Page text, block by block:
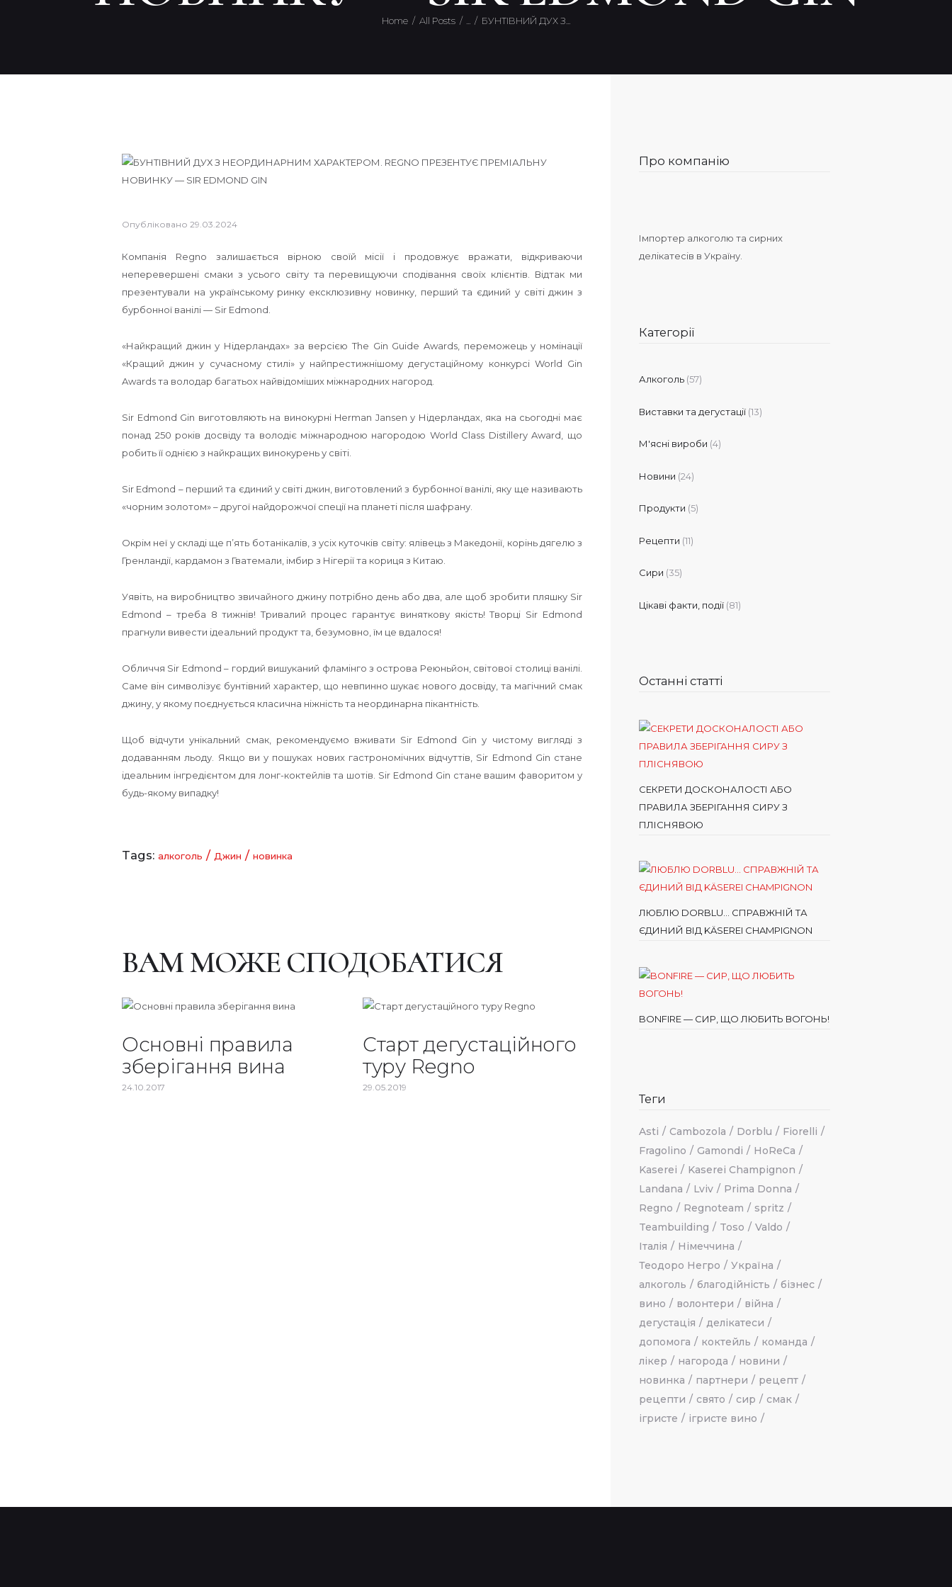
Home All Posts БУНТІВНИЙ ДУХ З...
Опубліковано 29.03.2024
Компанія Regno залишається вірною своїй місії і продовжує вражати, відкриваючи
неперевершені смаки з усього світу та перевищуючи сподівання своїх клієнтів. Відтак ми
презентували на українському ринку ексклюзивну новинку, перший та єдиний у світі джин з
бурбонної ванілі — Sir Edmond.
«Найкращий джин у Нідерландах» за версією The Gin Guide Awards, переможець у номінації
«Кращий джин у сучасному стилі» у найпрестижнішому дегустаційному конкурсі World Gin
Awards та володар багатьох найвідоміших міжнародних нагород.
Sir Edmond Gin виготовляють на винокурні Herman Jansen у Нідерландах, яка на сьогодні має
понад 250 років досвіду та володіє міжнародною нагородою World Class Distillery Award, що
робить її однією з найкращих винокурень у світі.
Sir Edmond – перший та єдиний у світі джин, виготовлений з бурбонної ванілі, яку ще називають
«чорним золотом» – другої найдорожчої спеції на планеті після шафрану.
Окрім неї у складі ще п’ять ботанікалів, з усіх куточків світу: ялівець з Македонії, корінь дягелю з
Гренландії, кардамон з Гватемали, імбир з Нігерії та кориця з Китаю.
Уявіть, на виробництво звичайного джину потрібно день або два, але щоб зробити пляшку Sir
Edmond – треба 8 тижнів! Тривалий процес гарантує виняткову якість! Творці Sir Edmond
прагнули вивести ідеальний продукт та, безумовно, їм це вдалося!
Обличчя Sir Edmond – гордий вишуканий фламінго з острова Реюньйон, світової столиці ванілі.
Саме він символізує бунтівний характер, що невпинно шукає нового досвіду, та магічний смак
джину, у якому поєднується класична ніжність та неординарна пікантність.
Щоб відчути унікальний смак, рекомендуємо вживати Sir Edmond Gin у чистому вигляді з
додаванням льоду. Якщо ви у пошуках нових гастрономічних відчуттів, Sir Edmond Gin стане
ідеальним інгредієнтом для лонг-коктейлів та шотів. Sir Edmond Gin стане вашим фаворитом у
будь-якому випадку!
Tags: алкоголь / Джин / новинка
ВАМ МОЖЕ СПОДОБАТИСЯ
Основні правила
зберігання вина
24.10.2017
Старт дегустаційного
туру Regno
29.05.2019
Про компанію
Імпортер алкоголю та сирних
делікатесів в Україну.
Категорії
Алкоголь (57)
Виставки та дегустації (13)
М'ясні вироби (4)
Новини (24)
Продукти (5)
Рецепти (11)
Сири (35)
Цікаві факти, події (81)
Останні статті
СЕКРЕТИ ДОСКОНАЛОСТІ АБО
ПРАВИЛА ЗБЕРІГАННЯ СИРУ З
ПЛІСНЯВОЮ
ЛЮБЛЮ DORBLU… СПРАВЖНІЙ ТА
ЄДИНИЙ ВІД KÄSEREI CHAMPIGNON
BONFIRE — СИР, ЩО ЛЮБИТЬ ВОГОНЬ!
Теги
Asti Cambozola Dorblu
Fiorelli
Fragolino
Gamondi
HoReCa
Kaserei
Kaserei Champignon
Landana
Lviv
Prima Donna
Regno
Regnoteam
spritz
Teambuilding
Toso
Valdo
Італія
Німеччина
Теодоро Негро
Україна
алкоголь
благодійність
бізнес
вино
волонтери
війна
дегустація
делікатеси
допомога
коктейль
команда
лікер
нагорода
новини
новинка
партнери
рецепт
рецепти
свято сир
смак
ігристе
ігристе вино